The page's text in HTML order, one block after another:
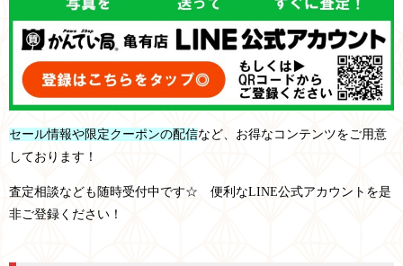
セール情報や限定クーポンの配信など、お得なコンテンツをご用意
しております！
査定相談なども随時受付中です☆ 便利なLINE公式アカウントを是
非ご登録ください！